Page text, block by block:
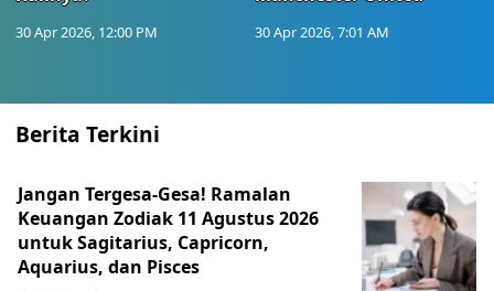
30 Apr 2026, 12:00 PM 30 Apr 2026, 7:01 AM
Berita Terkini
Jangan Tergesa-Gesa! Ramalan
Keuangan Zodiak 11 Agustus 2026
untuk Sagitarius, Capricorn,
Aquarius, dan Pisces